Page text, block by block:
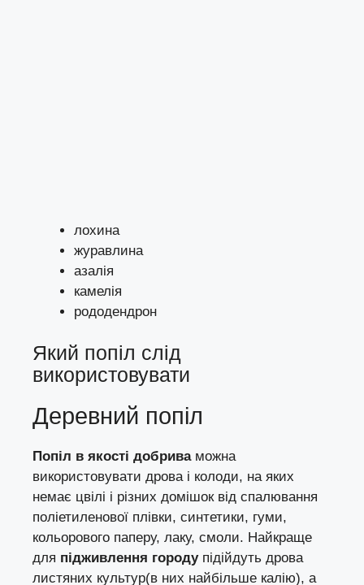
лохина
журавлина
азалія
камелія
рододендрон
Який попіл слід
використовувати
Деревний попіл
Попіл в якості добриваможна
використовувати дрова і колоди, на яких
немає цвілі і різних домішок від спалювання
поліетиленової плівки, синтетики, гуми,
кольорового паперу, лаку, смоли. Найкраще
для підживлення городупідійдуть дрова
листяних культур(в них найбільше калію), а